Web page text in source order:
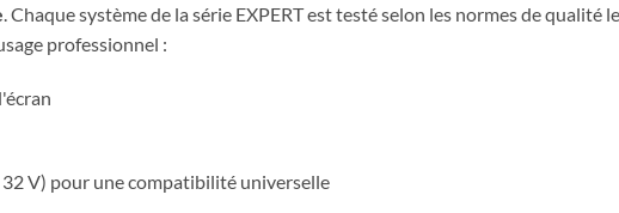
. Chaque système de la série EXPERT est testé selon les normes de qualité
professionnel :
V) pour une compatibilité universelle